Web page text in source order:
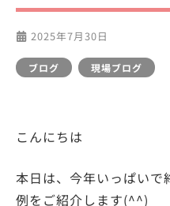
2025年7月30日
ブログ 現場ブログ
こんにちは
本日は、今年いっぱい
例をご紹介します(^^)